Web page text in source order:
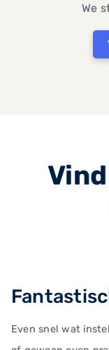
We
Even snel wat